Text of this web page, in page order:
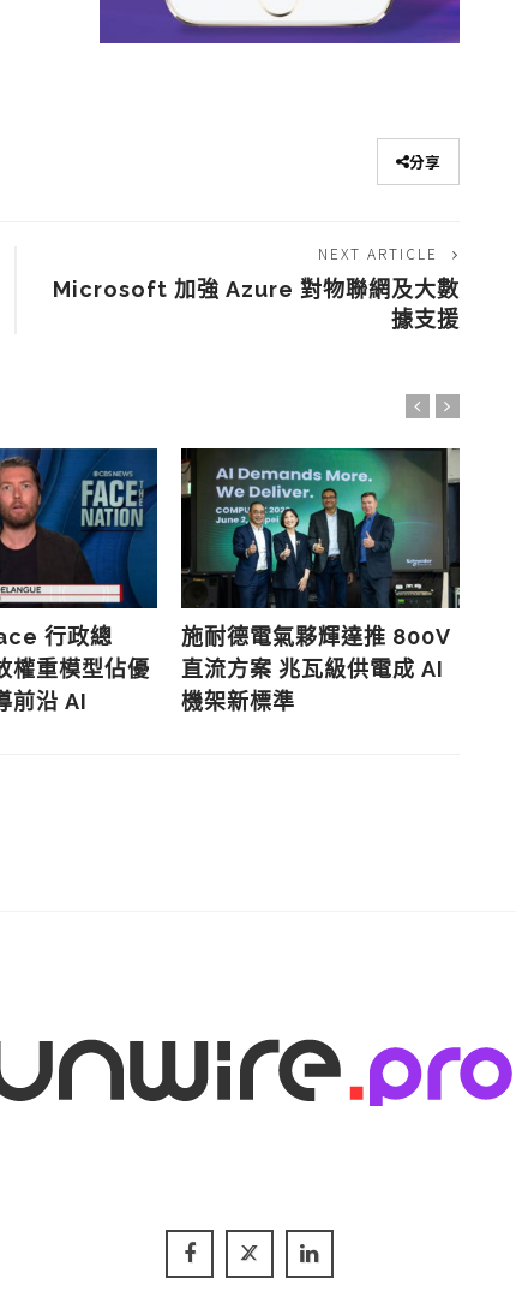
分享
NEXT ARTICLE
Microsoft 加強 Azure 對物聯網及大數
據支援
行政總
權重模型佔優
前沿 AI
施耐德電氣夥輝達推 800V
直流方案 兆瓦級供電成 AI
機架新標準